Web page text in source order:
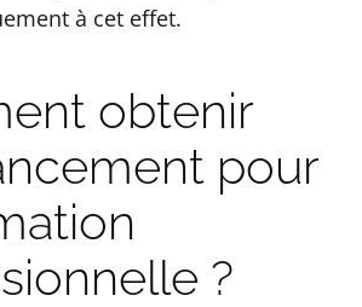
à cet effet.
obtenir
pour
?